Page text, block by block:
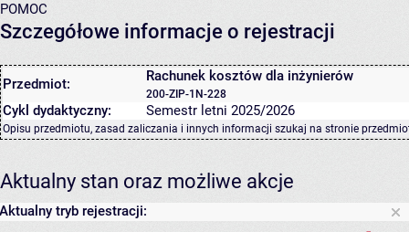
POMOC
Szczegółowe informacje o rejestracji
Przedmiot: Rachunek kosztów dla inżynierów
200-ZIP-1N-228
Cykl dydaktyczny: Semestr letni 2025/2026
Opisu przedmiotu, zasad zaliczania i innych informacji szukaj na stronie
Aktualny stan oraz możliwe akcje
Aktualny tryb rejestracji: